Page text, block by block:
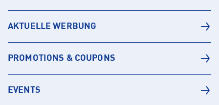
AKTUELLE WERBUNG
PROMOTIONS & COUPONS
EVENTS